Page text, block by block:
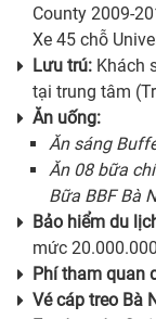
County 2009-
Xe 45 chỗ
Lưu trú: Khách
tại trung tâm
Ăn uống:
Ăn sáng
Ăn 08 bữa
Bữa BBF Bà
Bảo hiểm du
mức
Phí tham quan
Vé cáp treo Bà